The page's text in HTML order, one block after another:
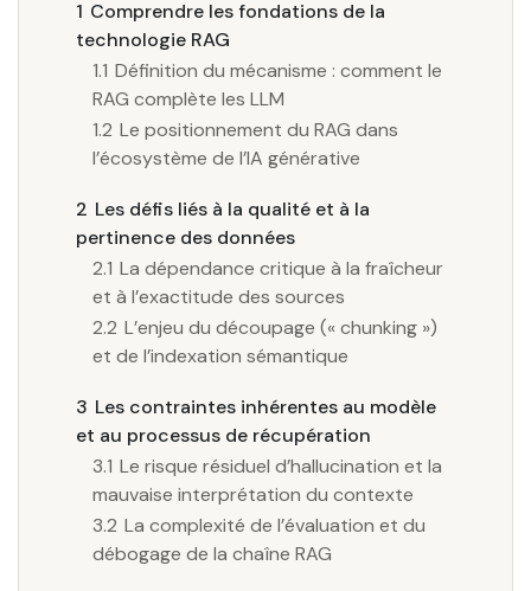
1 Comprendre les fondations de la
technologie RAG
1.1 Définition du mécanisme : comment le
RAG complète les LLM
1.2 Le positionnement du RAG dans
l’écosystème de l’IA générative
2 Les défis liés à la qualité et à la
pertinence des données
2.1 La dépendance critique à la fraîcheur
et à l’exactitude des sources
2.2 L’enjeu du découpage (« chunking »)
et de l’indexation sémantique
3 Les contraintes inhérentes au modèle
et au processus de récupération
3.1 Le risque résiduel d’hallucination et la
mauvaise interprétation du contexte
3.2 La complexité de l’évaluation et du
débogage de la chaîne RAG